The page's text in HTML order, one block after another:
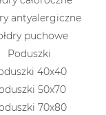
antyalergiczne
puchowe
Poduszki
40x40
50x70
70x80